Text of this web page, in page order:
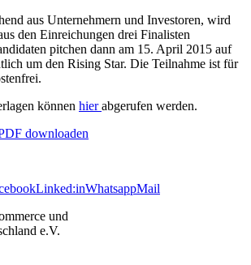
aus Unternehmern und Investoren, wird
den Einreichungen drei Finalisten
pitchen dann am 15. April 2015 auf
um den Rising Star. Die Teilnahme ist für
können hierabgerufen werden.
downloaden
Linked:inWhatsappMail
und
e.V.